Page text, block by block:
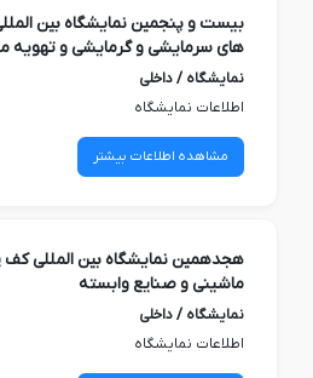
بیست و پنجمین نمایشگاه بین
های سرمایشی و گرمایشی و تهویه
نمایشگاه / داخلی
اطلاعات نمایشگاه
مشاهده اطلاعات بیشتر
هجدهمین نمایشگاه بین المللی
ماشینی و صنایع وابسته
نمایشگاه / داخلی
اطلاعات نمایشگاه